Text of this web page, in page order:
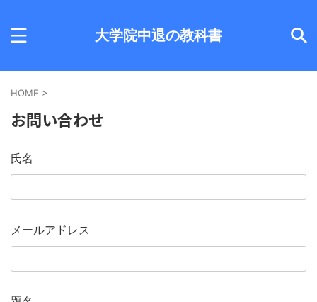
大学院中退の教科書
HOME >
お問い合わせ
氏名
メールアドレス